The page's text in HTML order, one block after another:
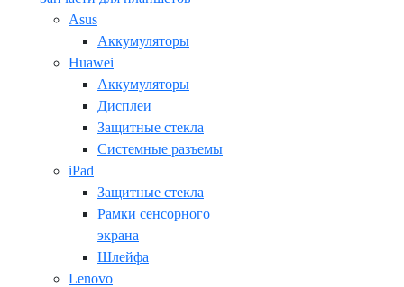
Asus
Аккумуляторы
Huawei
Аккумуляторы
Дисплеи
Защитные стекла
Системные разъемы
iPad
Защитные стекла
Рамки сенсорного
экрана
Шлейфа
Lenovo